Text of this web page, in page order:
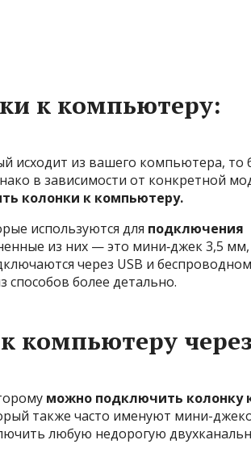
к компьютеру:
исходит из вашего компьютера, то
в зависимости от конкретной
колонки к компьютеру.
используются для подключения
из них — это мини‑джек 3,5 мм,
через USB и
более детально.
компьютеру через
можно подключить колонку
также часто именуют мини-
любую недорогую